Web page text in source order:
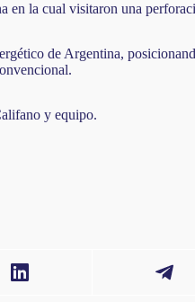
la cual visitaron una
de Argentina,
y equipo.